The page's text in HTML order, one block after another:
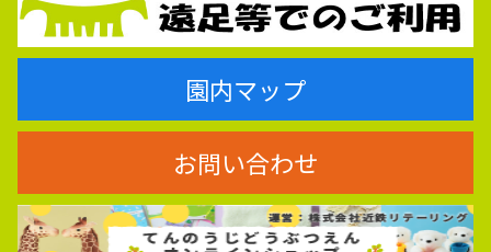
園内マップ
お問い合わせ